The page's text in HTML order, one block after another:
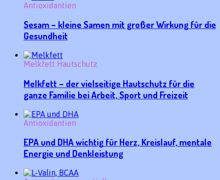
Antioxidantien
Sesam – kleine Samen mit großer Wirkung für die
Gesundheit
Melkfett Hautschutz
Melkfett – der vielseitige Hautschutz für die
ganze Familie bei Arbeit, Sport und Freizeit
Antioxidantien
EPA und DHA wichtig für Herz, Kreislauf, mentale
Energie und Denkleistung